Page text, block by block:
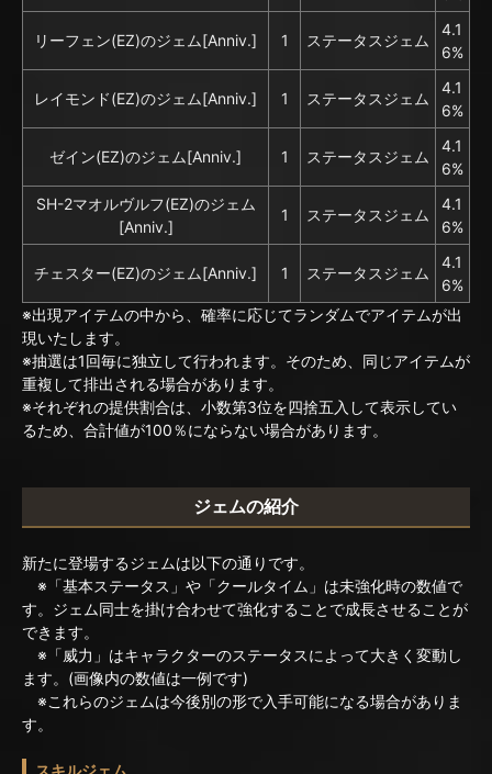
リーフェン(EZ)のジェム[Anniv.] 1 ステータスジェム
4.1
6%
レイモンド(EZ)のジェム[Anniv.] 1 ステータスジェム
4.1
6%
ゼイン(EZ)のジェム[Anniv.] 1 ステータスジェム
4.1
6%
SH-2マオルヴルフ(EZ)のジェム
[Anniv.]
1 ステータスジェム
4.1
6%
チェスター(EZ)のジェム[Anniv.] 1 ステータスジェム
4.1
6%
※出現アイテムの中から、確率に応じてランダムでアイテムが出
現いたします。
※抽選は1回毎に独立して行われます。そのため、同じアイテムが
重複して排出される場合があります。
※それぞれの提供割合は、小数第3位を四捨五入して表示してい
るため、合計値が100％にならない場合があります。
ジェムの紹介
新たに登場するジェムは以下の通りです。
※「基本ステータス」や「クールタイム」は未強化時の数値で
す。ジェム同士を掛け合わせて強化することで成長させることが
できます。
※「威力」はキャラクターのステータスによって大きく変動し
ます。(画像内の数値は一例です)
※これらのジェムは今後別の形で入手可能になる場合がありま
す。
スキルジェム